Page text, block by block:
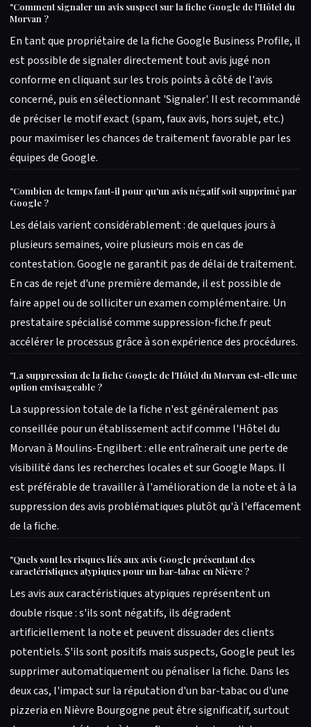
"Comment signaler un avis suspect sur la fiche Google de l'Hôtel du
Morvan ?
En tant que propriétaire de la fiche Google Business Profile, il
est possible de signaler directement tout avis jugé non
conforme en cliquant sur les trois points à côté de l'avis
concerné, puis en sélectionnant 'Signaler'. Il est recommandé
de préciser le motif exact (spam, faux avis, hors sujet, etc.)
pour maximiser les chances de traitement favorable par les
équipes de Google.
"Combien de temps faut-il pour qu'un avis négatif soit supprimé par
Google ?
Les délais varient considérablement : de quelques jours à
plusieurs semaines, voire plusieurs mois en cas de
contestation. Google ne garantit pas de délai de traitement.
En cas de rejet d'une première demande, il est possible de
faire appel ou de solliciter un examen complémentaire. Un
prestataire spécialisé comme suppression-fiche.fr peut
accélérer le processus grâce à son expérience des procédures.
"La suppression de la fiche Google de l'Hôtel du Morvan est-elle une
option envisageable ?
La suppression totale de la fiche n'est généralement pas
conseillée pour un établissement actif comme l'Hôtel du
Morvan à Moulins-Engilbert : elle entraînerait une perte de
visibilité dans les recherches locales et sur Google Maps. Il
est préférable de travailler à l'amélioration de la note et à la
suppression des avis problématiques plutôt qu'à l'effacement
de la fiche.
"Quels sont les risques liés aux avis Google présentant des
caractéristiques atypiques pour un bar-tabac en Nièvre ?
Les avis aux caractéristiques atypiques représentent un
double risque : s'ils sont négatifs, ils dégradent
artificiellement la note et peuvent dissuader des clients
potentiels. S'ils sont positifs mais suspects, Google peut les
supprimer automatiquement ou pénaliser la fiche. Dans les
deux cas, l'impact sur la réputation d'un bar-tabac ou d'une
pizzeria en Nièvre Bourgogne peut être significatif, surtout